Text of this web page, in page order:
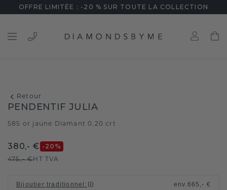
OFFRE LIMITÉE : -20 % SUR TOUTE LA COLLECTION
Retour
PENDENTIF JULIA
585 or jaune Diamant 0.20 crt
380,- € -20 %
475,- €HT TVA
Bijoutier traditionnel : env. 665,- €